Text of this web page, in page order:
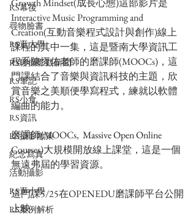
RS幕後
尋物臉書
RS逛大學
RS聊攝影觀新聞
RS筆記
RS小食
RS資訊
RS攝影散策
紀念寫真
活動攝影
RS逛小學
RS案例解析
Growth Mindset(成長心態)這部影片是
Interactive Music Programming and
Creation(互動音樂程式設計與創作)線上
課程的其中一集，這是暨南大學資訊工
程系陳恆佑老師的磨課師(MOOCs)，這
門課結合了音樂與資訊科技的主題，欣
賞音樂之美順便學寫程式，練就以軟體
編曲的能力。
磨課師(MOOCs, Massive Open Online
Courses)大規模開放線上課堂，這是一個
無遠弗屆的學習資源。
這門課5/25在OPENEDU磨課師平台公開
上映